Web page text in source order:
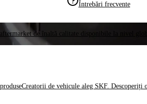
Întrebări frecvente
de înaltă calitate disponibile la nivel
Creatorii de vehicule aleg SKF. Descoperiți